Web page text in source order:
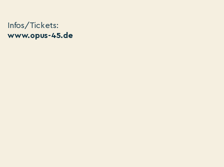
Infos/Tickets:
www.opus-45.de